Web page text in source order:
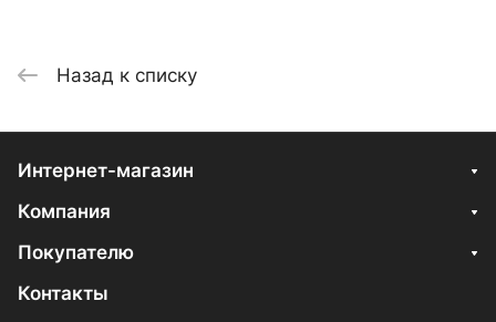
Назад к списку
Интернет-магазин
Компания
Покупателю
Контакты